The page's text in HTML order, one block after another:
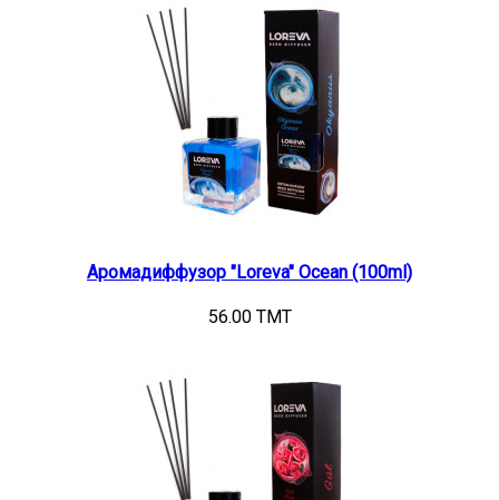
Аромадиффузор "Loreva" Ocean (100ml)
56.00 TMT